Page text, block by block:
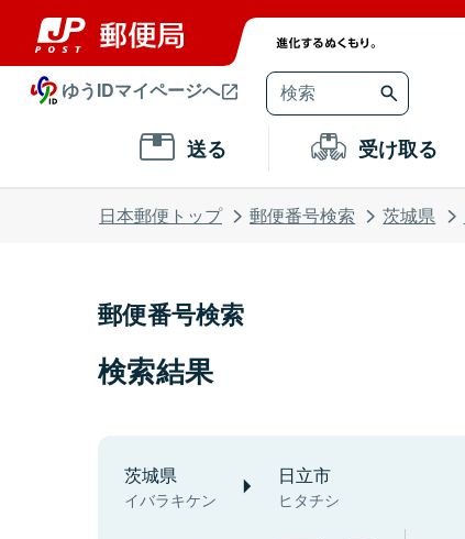
ゆうIDマイページへ
送る 受け取る
日本郵便トップ 郵便番号検索 茨城県
郵便番号検索
検索結果
茨城県
イバラキケン
日立市
ヒタチシ